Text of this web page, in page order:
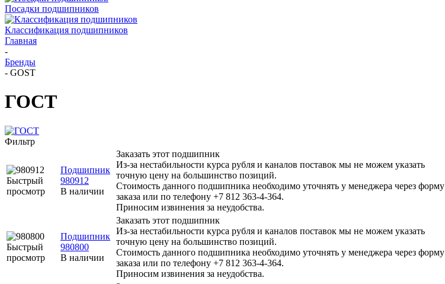
Посадки подшипников
Классификация подшипников
Главная
-
Бренды
- GOST
ГОСТ
Фильтр
Быстрый
просмотр
Подшипник
980912
В наличии
Заказать этот подшипник
Из-за нестабильности курса рубля и каналов поставок мы не можем указать
точную цену на большинство позиций.
Стоимость данного подшипника необходимо уточнять у менеджера через форму
заказа или по телефону +7 812 363-4-364.
Приносим извинения за неудобства.
Быстрый
просмотр
Подшипник
980800
В наличии
Заказать этот подшипник
Из-за нестабильности курса рубля и каналов поставок мы не можем указать
точную цену на большинство позиций.
Стоимость данного подшипника необходимо уточнять у менеджера через форму
заказа или по телефону +7 812 363-4-364.
Приносим извинения за неудобства.